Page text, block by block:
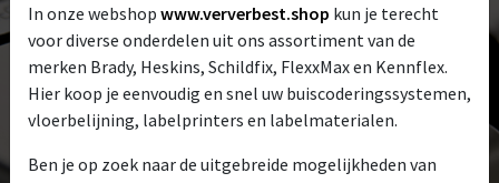
In onze webshop www.ververbest.shop kun je terecht
voor diverse onderdelen uit ons assortiment van de
merken Brady, Heskins, Schildfix, FlexxMax en Kennflex.
Hier koop je eenvoudig en snel uw buiscoderingssystemen,
vloerbelijning, labelprinters en labelmaterialen.
Ben je op zoek naar de uitgebreide mogelijkheden van
BEDIENINGSPANELEN